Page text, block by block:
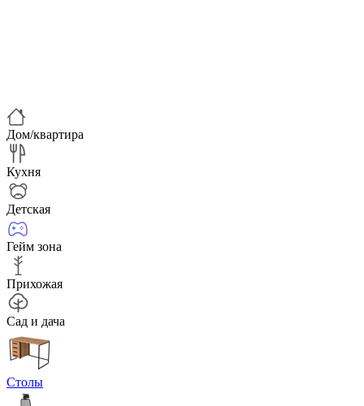
Дом/квартира
Кухня
Детская
Гейм зона
Прихожая
Сад и дача
Столы